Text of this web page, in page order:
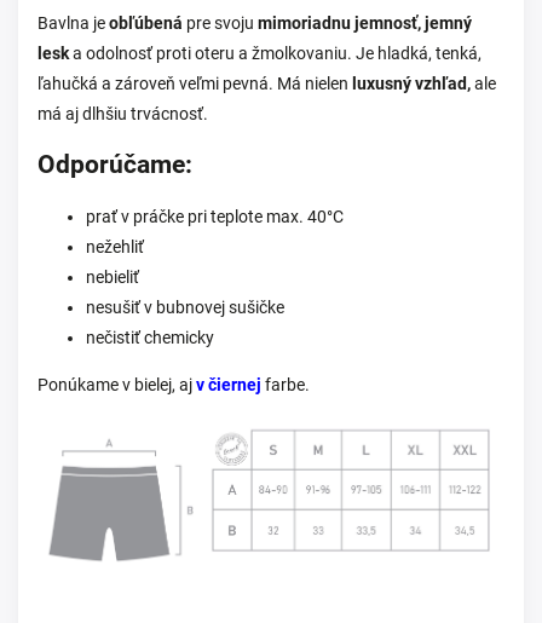
Bavlna jeobľúbená pre svoju mimoriadnu jemnosť, jemný
leska odolnosť proti oteru a žmolkovaniu. Je hladká, tenká,
ľahučká a zároveň veľmi pevná. Má nielen luxusný vzhľad,ale
má aj dlhšiu trvácnosť.
Odporúčame:
prať v práčke pri teplote max. 40°C
nežehliť
nebieliť
nesušiť v bubnovej sušičke
nečistiť chemicky
Ponúkame v bielej, ajv čiernej farbe.